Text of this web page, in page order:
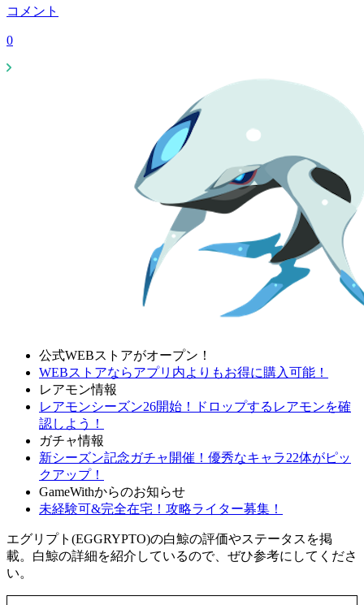
コメント
0
公式WEBストアがオープン！
WEBストアならアプリ内よりもお得に購入可能！
レアモン情報
レアモンシーズン26開始！ドロップするレアモンを確
認しよう！
ガチャ情報
新シーズン記念ガチャ開催！優秀なキャラ22体がピッ
クアップ！
GameWithからのお知らせ
未経験可&完全在宅！攻略ライター募集！
エグリプト(EGGRYPTO)の白鯨の評価やステータスを掲
載。白鯨の詳細を紹介しているので、ぜひ参考にしてくださ
い。